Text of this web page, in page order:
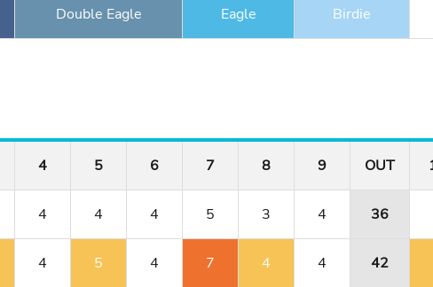
Double Eagle Eagle Birdie
4 5 6 7 8 9 OUT
4 4 4 5 3 4 36
4 5 4 7 4 4 42